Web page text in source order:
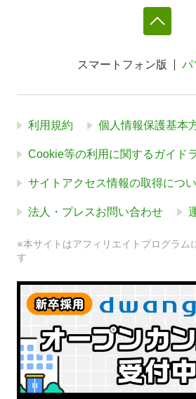
スマートフォン版 パ
利用規約 個人情報保護基本
Cookie等の利用に関するガイド
サイトアクセス情報の取得につ
法人・プレスお問い合わせ
※本サイトはアフィリエイトプログラム
す